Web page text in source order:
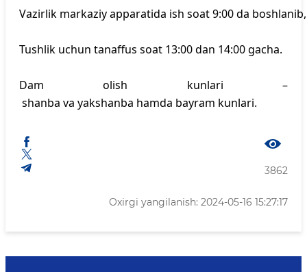
Vazirlik markaziyapparatida ish soat9:00da boshlanib,
Tushlik uchun tanaffus soat 13:00dan 14:00gacha.
Dam olish kunlari
–
shanba va yakshanba hamda bayram kunlari.
3862
Oxirgi yangilanish: 2024-05-16 15:27:17